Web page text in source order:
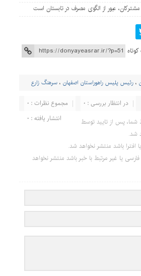
عبور از الگوی مصرف در تابستان است
،رئیس پلیس راهوراستان اصفهان ،سرهنگ زارع
مجموع نظرات : 0
در انتظار بررسی : 0
انتشار یافته : 0
پس از تایید توسط
شد.
افترا باشد منتشر نخواهد شد.
فارسی یا غیر مرتبط با خبر باشد منتشر نخواهد